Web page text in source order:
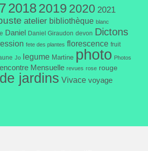
20182019 2020 2021
atelier bibliothèque blanc
Daniel Daniel Giraudon devon Dictons
fete des plantes florescence fruit
Jo legume Martine photo Photos
Mensuelle revues rose rouge
jardins Vivace voyage